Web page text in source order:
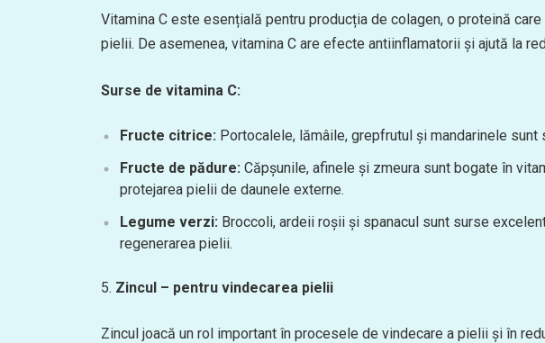
Vitamina C este esențială pentru producția de colagen, o proteină
pielii. De asemenea, vitamina C are efecte antiinflamatorii și ajută la
Surse de vitamina C:
Fructe citrice: Portocalele, lămâile, grepfrutul și mandarinele sunt
Fructe de pădure: Căpșunile, afinele și zmeura sunt bogate în
protejarea pielii de daunele externe.
Legume verzi: Broccoli, ardeii roșii și spanacul sunt surse
regenerarea pielii.
Zincul – pentru vindecarea pielii
Zincul joacă un rol important în procesele de vindecare a pielii și în